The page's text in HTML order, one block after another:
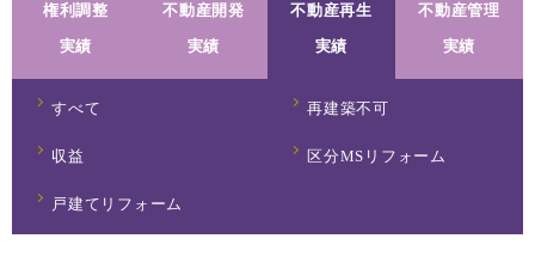
権利調整
実績
不動産開発
実績
不動産再生
実績
不動産管理
実績
すべて 再建築不可
収益 区分MSリフォーム
戸建てリフォーム